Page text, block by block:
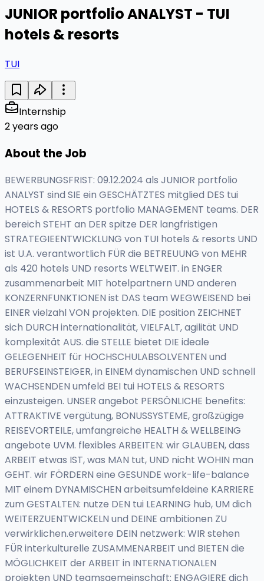
JUNIOR portfolio ANALYST - TUI
hotels & resorts
TUI
Internship
2 years ago
About the Job
BEWERBUNGSFRIST: 09.12.2024 als JUNIOR portfolio
ANALYST sind SIE ein GESCHÄTZTES mitglied DES tui
HOTELS & RESORTS portfolio MANAGEMENT teams. DER
bereich STEHT an DER spitze DER langfristigen
STRATEGIEENTWICKLUNG von TUI hotels & resorts UND
ist U.A. verantwortlich FÜR die BETREUUNG von MEHR
als 420 hotels UND resorts WELTWEIT. in ENGER
zusammenarbeit MIT hotelpartnern UND anderen
KONZERNFUNKTIONEN ist DAS team WEGWEISEND bei
EINER vielzahl VON projekten. DIE position ZEICHNET
sich DURCH internationalität, VIELFALT, agilität UND
komplexität AUS. die STELLE bietet DIE ideale
GELEGENHEIT für HOCHSCHULABSOLVENTEN und
BERUFSEINSTEIGER, in EINEM dynamischen UND schnell
WACHSENDEN umfeld BEI tui HOTELS & RESORTS
einzusteigen. UNSER angebot PERSÖNLICHE benefits:
ATTRAKTIVE vergütung, BONUSSYSTEME, großzügige
REISEVORTEILE, umfangreiche HEALTH & WELLBEING
angebote UVM. flexibles ARBEITEN: wir GLAUBEN, dass
ARBEIT etwas IST, was MAN tut, UND nicht WOHIN man
GEHT. wir FÖRDERN eine GESUNDE work-life-balance
MIT einem DYNAMISCHEN arbeitsumfeldeine KARRIERE
zum GESTALTEN: nutze DEN tui LEARNING hub, UM dich
WEITERZUENTWICKELN und DEINE ambitionen ZU
verwirklichen.erweitere DEIN netzwerk: WIR stehen
FÜR interkulturelle ZUSAMMENARBEIT und BIETEN die
MÖGLICHKEIT der ARBEIT in INTERNATIONALEN
projekten UND teamsgemeinschaft: ENGAGIERE dich